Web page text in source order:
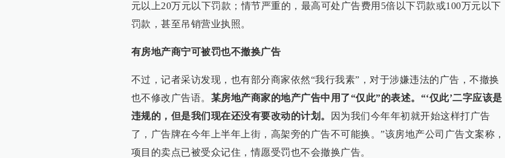
元以上20万元以下罚款；情节严重的，最高可处广告费用5倍以下罚款或100万元以下
罚款，甚至吊销营业执照。
有房地产商宁可被罚也不撤换广告
不过，记者采访发现，也有部分商家依然“我行我素”，对于涉嫌违法的广告，不撤换
也不修改广告语。 某房地产商家的地产广告中用了“仅此”的表述。“‘仅此’二字应该是
违规的，但是我们现在还没有要改动的计划。
因为我们今年年初就开始这样打广告
了，广告牌在今年上半年上街，高架旁的广告不可能换。”该房地产公司广告文案称，
项目的卖点已被受众记住，情愿受罚也不会撤换广告。